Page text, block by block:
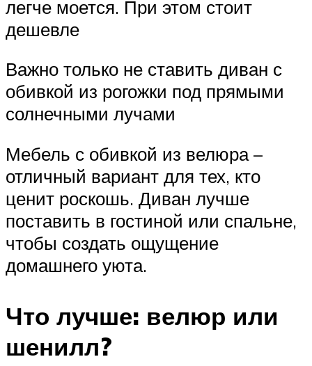
легче моется. При этом стоит
дешевле
Важно только не ставить диван с
обивкой из рогожки под прямыми
солнечными лучами
Мебель с обивкой из велюра –
отличный вариант для тех, кто
ценит роскошь. Диван лучше
поставить в гостиной или спальне,
чтобы создать ощущение
домашнего уюта.
Что лучше: велюр или
шенилл?